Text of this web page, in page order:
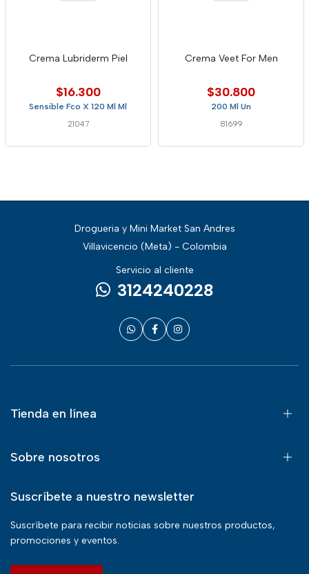
Crema Lubriderm Piel
$16.300
Sensible Fco X 120 Ml Ml
21047
Crema Veet For Men
$30.800
200 Ml Un
81699
Drogueria y Mini Market San Andres
Villavicencio (Meta) - Colombia
Servicio al cliente
3124240228
Tienda en línea
Sobre nosotros
Suscríbete a nuestro newsletter
Suscríbete para recibir noticias sobre nuestros productos,
promociones y eventos.